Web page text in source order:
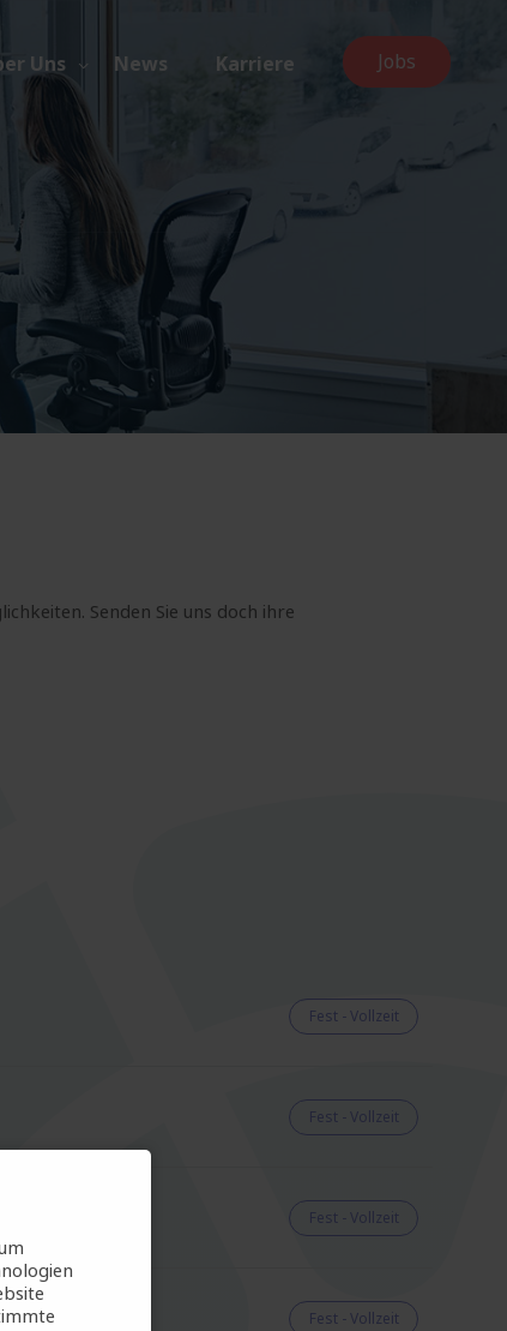
Jobs
Uns News Karriere
Senden Sie uns doch ihre
Fest - Vollzeit
Fest - Vollzeit
Fest - Vollzeit
Fest - Vollzeit